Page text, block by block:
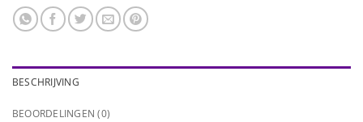
BESCHRIJVING
BEOORDELINGEN (0)